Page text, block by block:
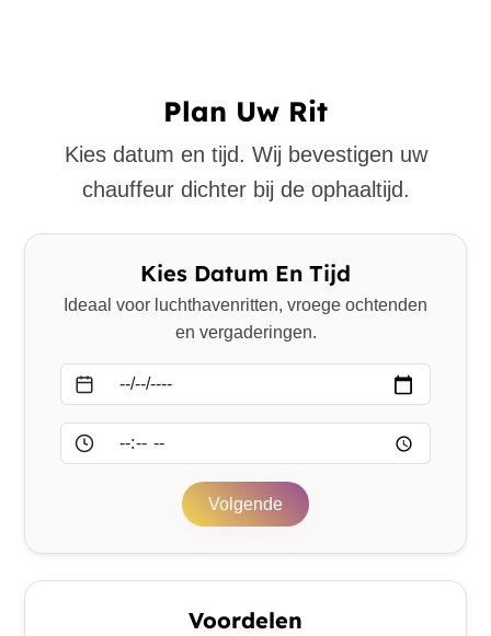
Plan Uw Rit
Kies datum en tijd. Wij bevestigen uw
chauffeur dichter bij de ophaaltijd.
Kies Datum En Tijd
Ideaal voor luchthavenritten, vroege ochtenden
en vergaderingen.
Volgende
Voordelen